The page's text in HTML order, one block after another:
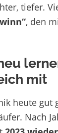
tiefer.
, den
mit
heute gut
Nach